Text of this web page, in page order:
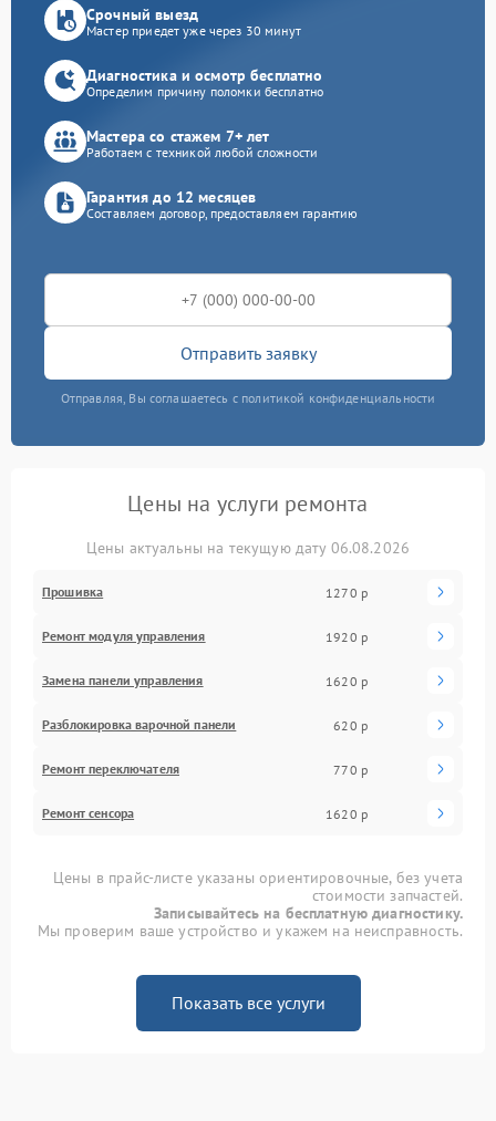
Срочный выезд
Мастер приедет уже через 30 минут
Диагностика и осмотр бесплатно
Определим причину поломки бесплатно
Мастера со стажем 7+ лет
Работаем с техникой любой сложности
Гарантия до 12 месяцев
Составляем договор, предоставляем гарантию
Отправить заявку
Отправляя, Вы соглашаетесь с политикой конфиденциальности
Цены на услуги ремонта
Цены актуальны на текущую дату 06.08.2026
Прошивка 1270 р
Ремонт модуля управления 1920 р
Замена панели управления 1620 р
Разблокировка варочной панели 620 р
Ремонт переключателя 770 р
Ремонт сенсора 1620 р
Цены в прайс-листе указаны ориентировочные, без учета
стоимости запчастей.
Записывайтесь на бесплатную диагностику.
Мы проверим ваше устройство и укажем на неисправность.
Показать все услуги